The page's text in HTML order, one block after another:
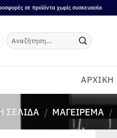
σε προϊόντα χωρίς συσκευασία
Αναζήτηση
για:
ΑΡΧΙΚΗ
ΣΕΛΊΔΑ / ΜΑΓΕΊΡΕΜΑ /